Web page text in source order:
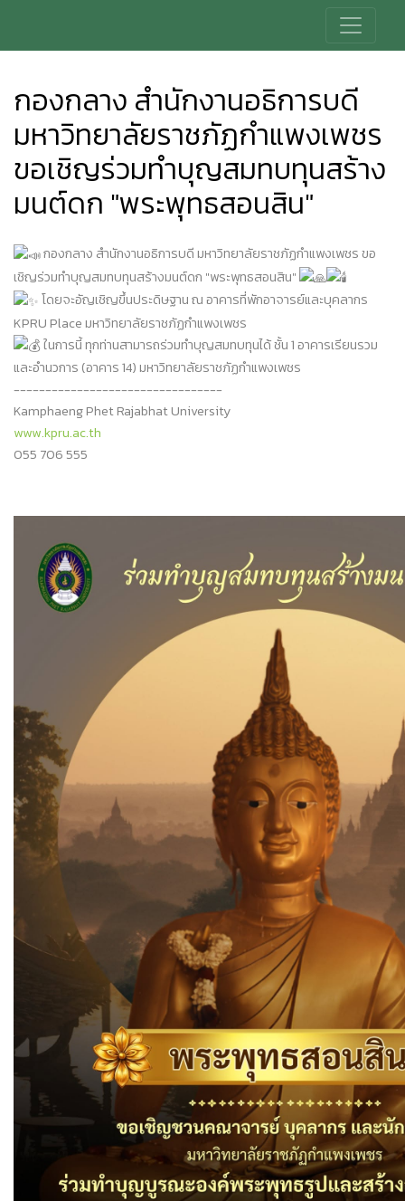
กองกลาง สำนักงานอธิการบดี
มหาวิทยาลัยราชภัฏกำแพงเพชร
ขอเชิญร่วมทำบุญสมทบทุนสร้าง
มนต์ดก "พระพุทธสอนสิน"
กองกลาง สำนักงานอธิการบดี มหาวิทยาลัยราชภัฏกำแพงเพชร ขอ
เชิญร่วมทำบุญสมทบทุนสร้างมนต์ดก "พระพุทธสอนสิน"
โดยจะอัญเชิญขึ้นประดิษฐาน ณ อาคารที่พักอาจารย์และบุคลากร
KPRU Place มหาวิทยาลัยราชภัฏกำแพงเพชร
ในการนี้ ทุกท่านสามารถร่วมทำบุญสมทบทุนได้ ชั้น 1 อาคารเรียนรวม
และอำนวการ (อาคาร 14) มหาวิทยาลัยราชภัฏกำแพงเพชร
---------------------------------
Kamphaeng Phet Rajabhat University
www.kpru.ac.th
055 706 555